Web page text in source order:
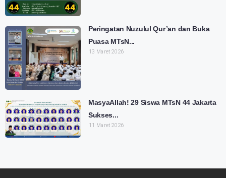
Peringatan Nuzulul Qur’an dan Buka
Puasa MTsN...
13 Maret 2026
MasyaAllah! 29 Siswa MTsN 44 Jakarta
Sukses...
11 Maret 2026